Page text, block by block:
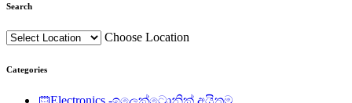
Search
Choose Location
Categories
Electronics -ඉලෙක්ට්‍රොනික් අයිතම